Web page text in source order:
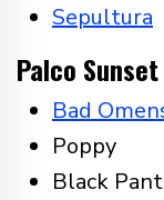
Sepultura
Palco Sunset
Bad
Poppy
Black